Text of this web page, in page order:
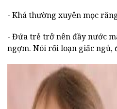
- Khá thường xuyên mọc
- Đứa trẻ trở nên đầy nước
ngợm. Nói rối loạn giấc ngủ,